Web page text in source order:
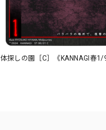
体探しの園［C］《KANNAGI春1/